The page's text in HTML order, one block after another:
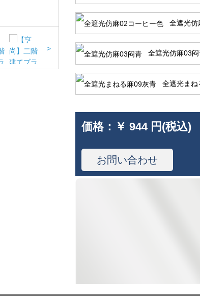
>
全遮光仿
全遮光仿麻03
全遮光ま
価格： ￥ 944 円(税込)
お問い合わせ